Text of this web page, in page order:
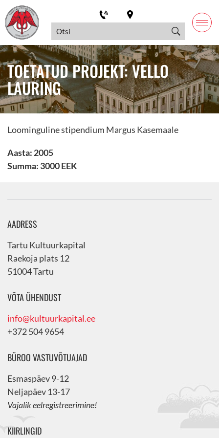
TOETATUD PROJEKT: VELLO
LAURING
Loominguline stipendium Margus Kasemaale
Aasta: 2005
Summa: 3000 EEK
AADRESS
Tartu Kultuurkapital
Raekoja plats 12
51004 Tartu
VÕTA ÜHENDUST
info@kultuurkapital.ee
+372 504 9654
BÜROO VASTUVÕTUAJAD
Esmaspäev 9-12
Neljapäev 13-17
Vajalik eelregistreerimine!
KIIRLINGID